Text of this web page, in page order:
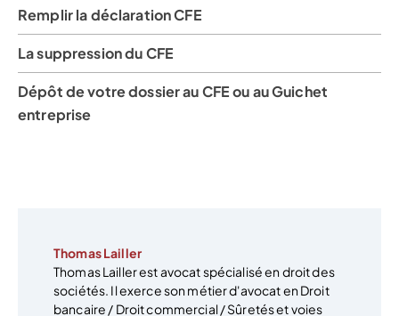
Remplir la déclaration CFE
La suppression du CFE
Dépôt de votre dossier au CFE ou au Guichet
entreprise
Thomas Lailler
Thomas Lailler est avocat spécialisé en droit des
sociétés. Il exerce son métier d'avocat en Droit
bancaire / Droit commercial / Sûretés et voies